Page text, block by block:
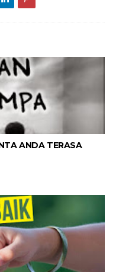
ANDA TERASA